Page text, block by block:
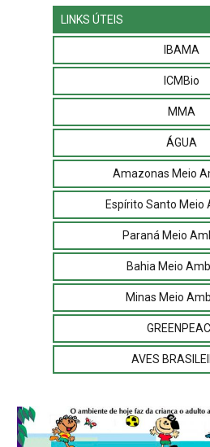
LINKS ÚTEIS
IBAMA
ICMBio
MMA
ÁGUA
Amazonas Meio
Espírito Santo Meio
Paraná Meio
Bahia Meio
Minas Meio
AVES